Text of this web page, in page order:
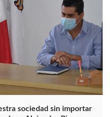
sociedad sin importar